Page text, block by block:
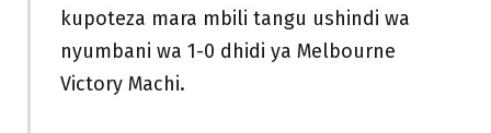
kupoteza mara mbili tangu ushindi wa
nyumbani wa 1-0 dhidi ya Melbourne
Victory Machi.